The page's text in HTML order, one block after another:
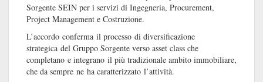
Sorgente SEIN per i servizi di Ingegneria, Procurement,
Project Management e Costruzione.
L’accordo conferma il processo di diversificazione
strategica del Gruppo Sorgente verso asset class che
completano e integrano il più tradizionale ambito immobiliare,
che da sempre ne ha caratterizzato l’attività.